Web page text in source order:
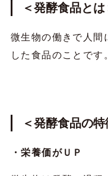
＜発酵食品とは
微生物の働きで人間
した食品のことです
＜発酵食品の特
・栄養価がＵＰ